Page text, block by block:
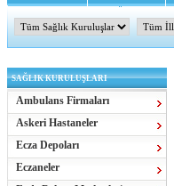
Sağlık TV - Video İletişim
SAĞLIK KURULUŞLARI
Ambulans Firmaları
Askeri Hastaneler
Ecza Depoları
Eczaneler